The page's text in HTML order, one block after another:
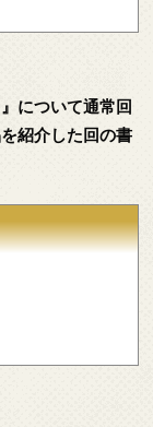
について通常回
紹介した回の書